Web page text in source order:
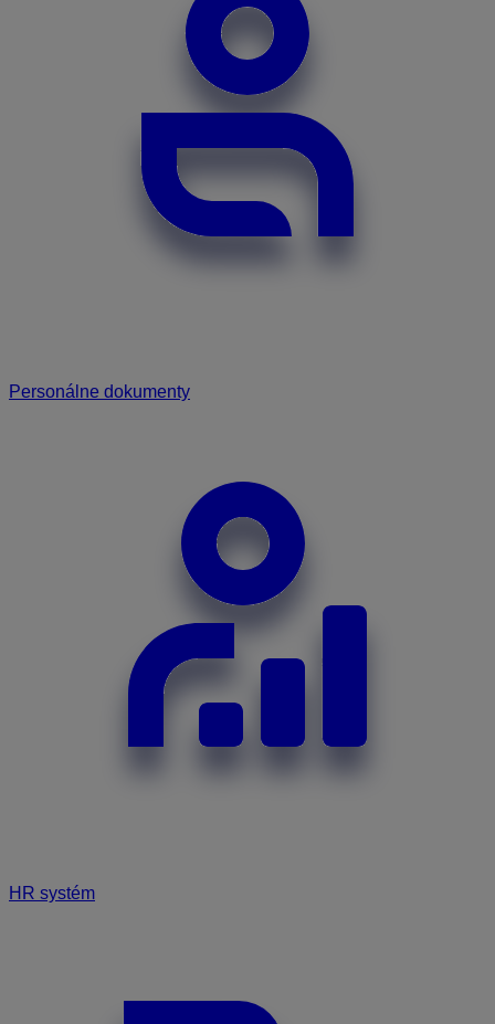
Personálne dokumenty
HR systém